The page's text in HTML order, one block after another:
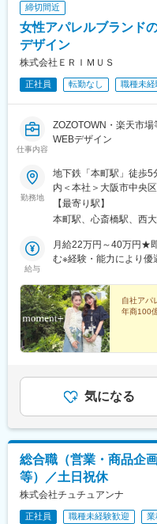
締切間近
女性アパレルブランド
デザイン
株式会社ＥＲＩＭＵＳ
正社員 転勤なし 職種未経
仕事内容
ZOZOTOWN・楽天市
WEBデザイン
勤務地
地下鉄「本町駅」徒歩5
内＜本社＞大阪市中央
3F※転勤なし
【最寄り駅】
本町駅、心斎橋駅、西
給与
月給22万円～40万円★
む※経験・能力により優
社3年目：月給32万円
ッフもいます。＊
叶います♪＊
の時間。でも時間は有
ごすのか、ここが分か
自社アパ
年商100
気になる
総合職（営業・商品企
等）／土日祝休
株式会社チュチュアンナ
正社員 職種未経験歓迎 業